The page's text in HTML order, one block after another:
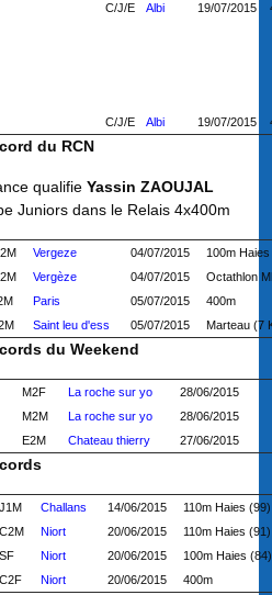
C/J/E
Albi 19/07/2015
C/J/E
Albi 19/07/2015
du RCN
qualifie Yassin ZAOUJAL
Juniors dans le Relais 4x400m
Vergeze 04/07/2015
100m
Vergèze 04/07/2015
Octathlon
Paris 05/07/2015
400m
Saint leu d'ess 05/07/2015 Marteau (7
du Weekend
M2F La roche sur yo
28/06/2015
M2M La roche sur yo
28/06/2015
E2M Chateau thierry 27/06/2015
J1M Challans 14/06/2015
110m Haies (99)
C2M Niort 20/06/2015
110m Haies (91)
SF Niort 20/06/2015
100m Haies (84)
C2F Niort 20/06/2015 400m